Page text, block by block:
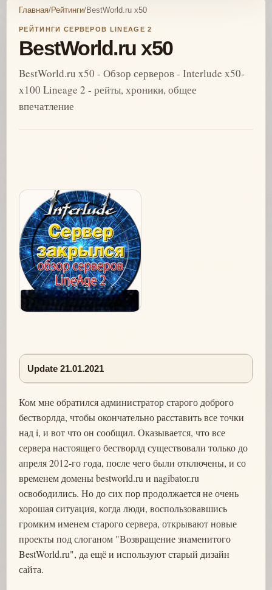
Главная/Рейтинги/BestWorld.ru x50
РЕЙТИНГИ СЕРВЕРОВ LINEAGE 2
BestWorld.ru x50
BestWorld.ru x50 - Обзор серверов - Interlude x50-
x100 Lineage 2 - рейты, хроники, общее
впечатление
Update 21.01.2021
Ком мне обратился администратор старого доброго
бестворлда, чтобы окончательно расставить все точки
над i, и вот что он сообщил. Оказывается, что все
сервера настоящего бестворлд существовали только до
апреля 2012-го года, после чего были отключены, и со
временем домены bestworld.ru и nagibator.ru
освободились. Но до сих пор продолжается не очень
хорошая ситуация, когда люди, воспользовавшись
громким именем старого сервера, открывают новые
проекты под слоганом "Возвращение знаменитого
BestWorld.ru", да ещё и используют старый дизайн
сайта.